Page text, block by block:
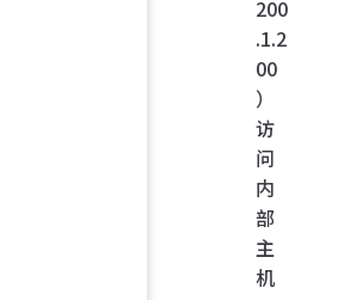
200
.1.2
00
）
访
问
内
部
主
机